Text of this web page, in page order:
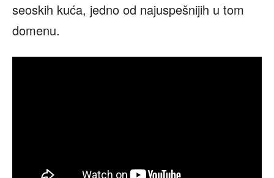
seoskih kuća, jedno od najuspešnijih u tom
domenu.